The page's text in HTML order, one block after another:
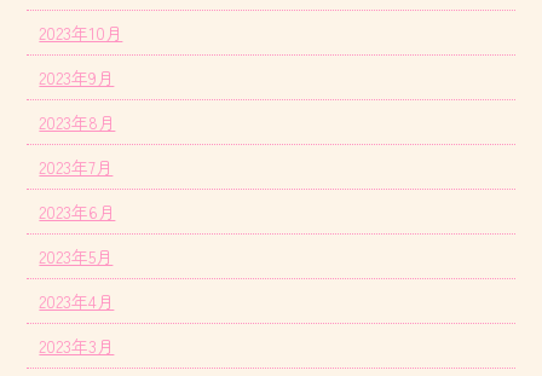
2023年10月
2023年9月
2023年8月
2023年7月
2023年6月
2023年5月
2023年4月
2023年3月